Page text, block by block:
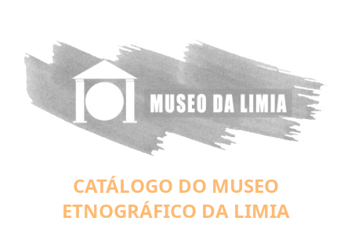
CATÁLOGO DO MUSEO
ETNOGRÁFICO DA LIMIA